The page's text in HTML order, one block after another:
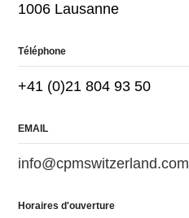
1006 Lausanne
Téléphone
+41 (0)21 804 93 50
EMAIL
info@cpmswitzerland.com
Horaires d'ouverture